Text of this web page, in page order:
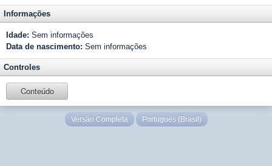
Informações
Idade: Sem informações
Data de nascimento: Sem informações
Controles
Conteúdo
Versão Completa Português (Brasil)